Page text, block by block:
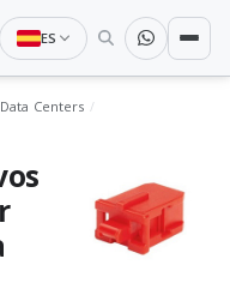
ES
Centers